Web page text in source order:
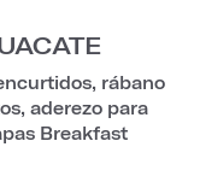
rábano
aderezo para
Breakfast